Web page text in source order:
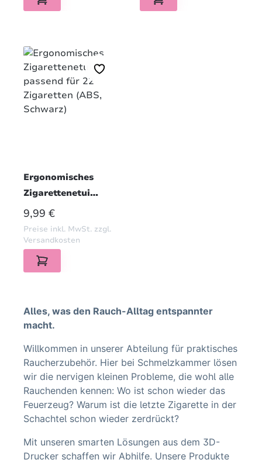
Ergonomisches
Zigarettenetui
passend für 22
Zigaretten (ABS,
Schwarz)
REGULÄRER PREIS:
9,99 €
Preise inkl. MwSt. zzgl.
Versandkosten
Alles, was den Rauch-Alltag entspannter
macht.
Willkommen in unserer Abteilung für praktisches
Raucherzubehör. Hier bei Schmelzkammer lösen
wir die nervigen kleinen Probleme, die wohl alle
Rauchenden kennen: Wo ist schon wieder das
Feuerzeug? Warum ist die letzte Zigarette in der
Schachtel schon wieder zerdrückt?
Mit unseren smarten Lösungen aus dem 3D-
Drucker schaffen wir Abhilfe. Unsere Produkte